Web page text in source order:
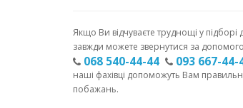
Якщо Ви відчуваєте труднощі у підборі
завжди можете звернутися за
068 540-44-44 093 667-44-
наші фахівці допоможуть Вам
побажань.